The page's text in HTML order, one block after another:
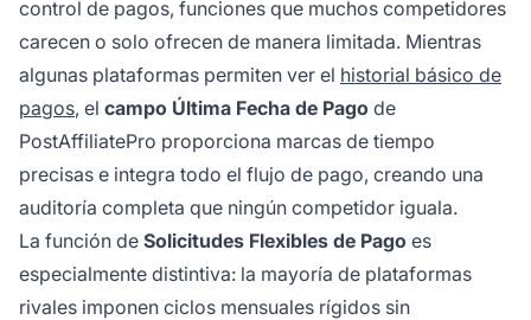
control de pagos, funciones que muchos competidores
carecen o solo ofrecen de manera limitada. Mientras
algunas plataformas permiten ver el historial básico de
pagos, el campo Última Fecha de Pago de
PostAffiliatePro proporciona marcas de tiempo
precisas e integra todo el flujo de pago, creando una
auditoría completa que ningún competidor iguala.
La función de Solicitudes Flexibles de Pago es
especialmente distintiva: la mayoría de plataformas
rivales imponen ciclos mensuales rígidos sin